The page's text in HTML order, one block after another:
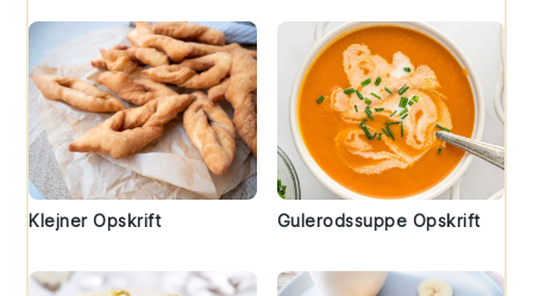
Klejner Opskrift Gulerodssuppe Opskrift